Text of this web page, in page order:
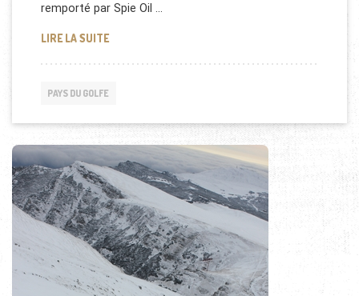
remporté par Spie Oil …
LIRE LA SUITECONTRAT ENTRE QATAR PETROLEUM ET SPIE
PAYS DU GOLFE